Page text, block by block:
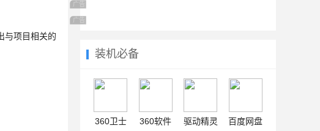
广告 商业广告，理性选择
广告 商业广告，理性选择
装机必备
360卫士 360软件 驱动精灵 百度网盘
与项目相关的